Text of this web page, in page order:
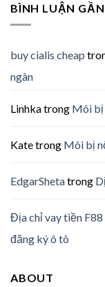
BÌNH LUẬN
buy cialis cheap
ngàn
Linhkatrong Môi bị
Katetrong Môi bị
EdgarShetatrong
Địa chỉ vay tiền
đăng ký ô tô
ABOUT